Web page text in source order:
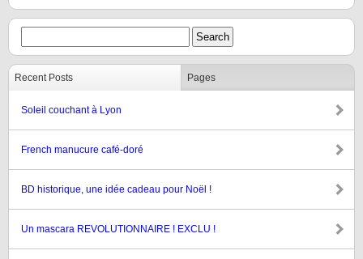
Recent Posts Pages
Soleil couchant à Lyon
French manucure café-doré
BD historique, une idée cadeau pour Noël !
Un mascara REVOLUTIONNAIRE ! EXCLU !